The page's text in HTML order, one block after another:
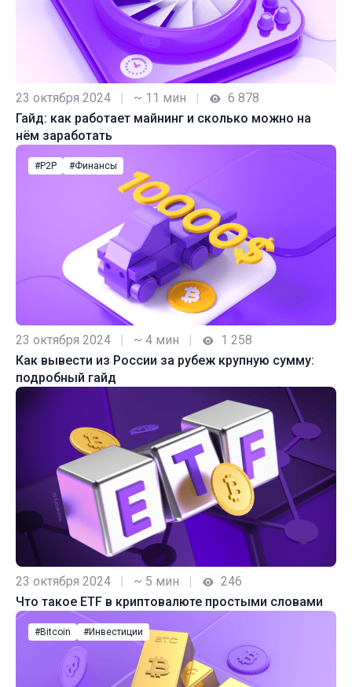
23 октября 2024 ~ 11 мин
6 878
Гайд: как работает майнинг и сколько можно на
нём заработать
#P2P #Финансы
23 октября 2024 | ~ 4 мин |
1 258
Как вывести из России за рубеж крупную сумму:
подробный гайд
23 октября 2024 | ~ 5 мин |
246
Что такое ETF в криптовалюте простыми словами
#Bitcoin #Инвестиции